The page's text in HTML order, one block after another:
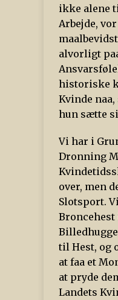
ikke alene
Arbejde,
alvorligt
historiske
Kvinde
hun sætte
Vi har i
Dronning
over, men
Slotsport.
Broncehest
til Hest, og
at faa et
at pryde
Landets